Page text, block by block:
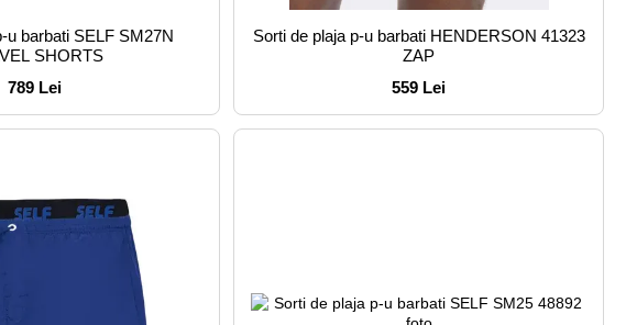
u barbati SELF SM27N
SHORTS
789 Lei
Sorti de plaja p-u barbati HENDERSON 41323
ZAP
559 Lei